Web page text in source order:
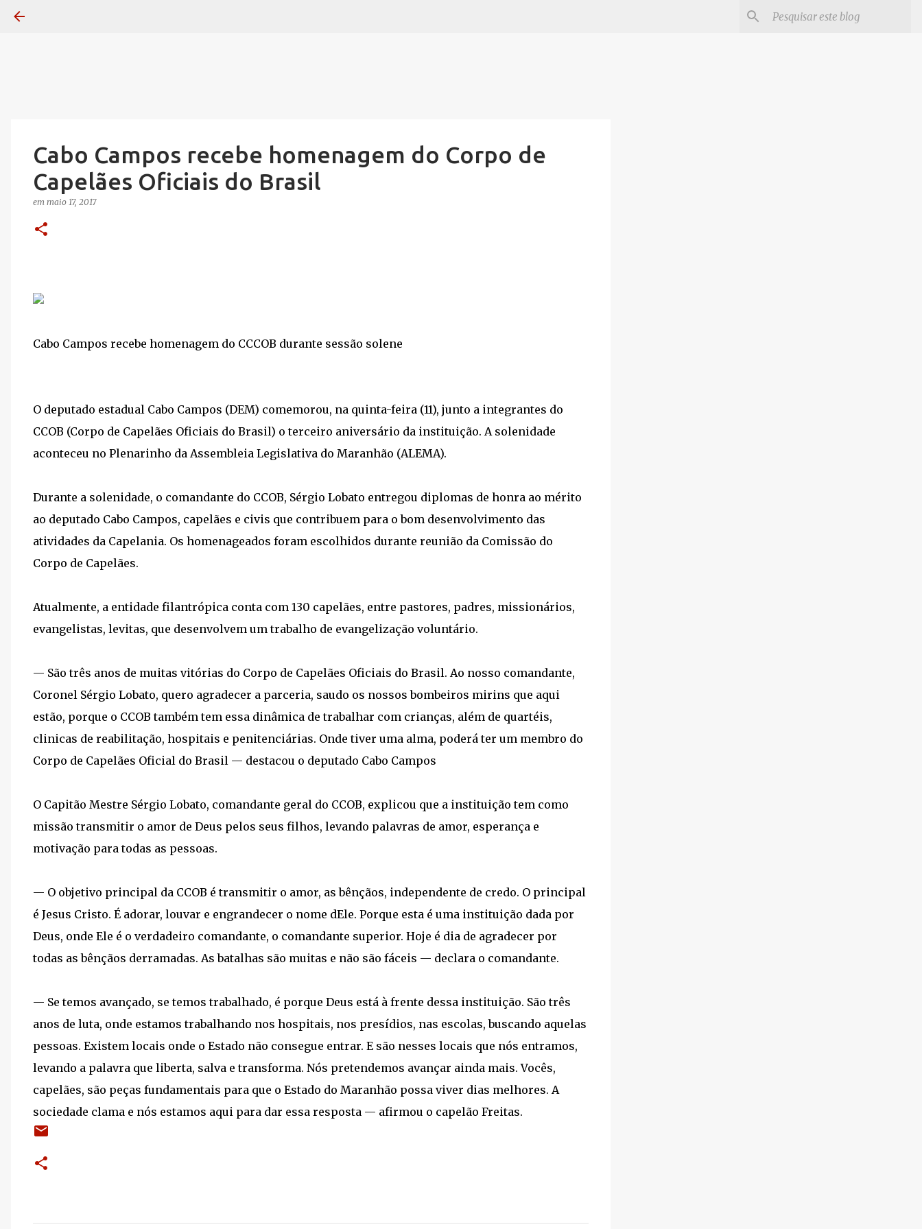
Cabo Campos recebe homenagem do Corpo de
Capelães Oficiais do Brasil
em maio 17, 2017
Cabo Campos recebe homenagem do CCCOB durante sessão solene
O deputado estadual Cabo Campos (DEM) comemorou, na quinta-feira (11), junto a integrantes do
CCOB (Corpo de Capelães Oficiais do Brasil) o terceiro aniversário da instituição. A solenidade
aconteceu no Plenarinho da Assembleia Legislativa do Maranhão (ALEMA).
Durante a solenidade, o comandante do CCOB, Sérgio Lobato entregou diplomas de honra ao mérito
ao deputado Cabo Campos, capelães e civis que contribuem para o bom desenvolvimento das
atividades da Capelania. Os homenageados foram escolhidos durante reunião da Comissão do
Corpo de Capelães.
Atualmente, a entidade filantrópica conta com 130 capelães, entre pastores, padres, missionários,
evangelistas, levitas, que desenvolvem um trabalho de evangelização voluntário.
— São três anos de muitas vitórias do Corpo de Capelães Oficiais do Brasil. Ao nosso comandante,
Coronel Sérgio Lobato, quero agradecer a parceria, saudo os nossos bombeiros mirins que aqui
estão, porque o CCOB também tem essa dinâmica de trabalhar com crianças, além de quartéis,
clinicas de reabilitação, hospitais e penitenciárias. Onde tiver uma alma, poderá ter um membro do
Corpo de Capelães Oficial do Brasil — destacou o deputado Cabo Campos
O Capitão Mestre Sérgio Lobato, comandante geral do CCOB, explicou que a instituição tem como
missão transmitir o amor de Deus pelos seus filhos, levando palavras de amor, esperança e
motivação para todas as pessoas.
— O objetivo principal da CCOB é transmitir o amor, as bênçãos, independente de credo. O principal
é Jesus Cristo. É adorar, louvar e engrandecer o nome dEle. Porque esta é uma instituição dada por
Deus, onde Ele é o verdadeiro comandante, o comandante superior. Hoje é dia de agradecer por
todas as bênçãos derramadas. As batalhas são muitas e não são fáceis — declara o comandante.
— Se temos avançado, se temos trabalhado, é porque Deus está à frente dessa instituição. São três
anos de luta, onde estamos trabalhando nos hospitais, nos presídios, nas escolas, buscando aquelas
pessoas. Existem locais onde o Estado não consegue entrar. E são nesses locais que nós entramos,
levando a palavra que liberta, salva e transforma. Nós pretendemos avançar ainda mais. Vocês,
capelães, são peças fundamentais para que o Estado do Maranhão possa viver dias melhores. A
sociedade clama e nós estamos aqui para dar essa resposta — afirmou o capelão Freitas.